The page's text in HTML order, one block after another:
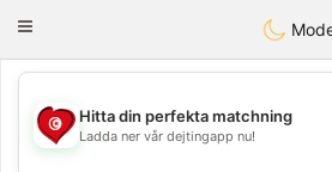
Tunisia
Toggle
💖
Hitta din perfekta matchning
Ladda ner vår dejtingapp nu!